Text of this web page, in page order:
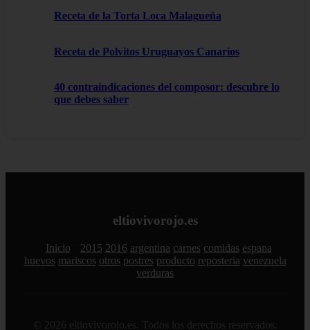
Receta de la Torta Loca Malagueña
Receta de Polvitos Uruguayos Canarios
40 contraindicaciones del composor: descubre lo
que debes saber
eltiovivorojo.es
Inicio 2015 2016 argentina carnes comidas espana
huevos mariscos otros postres producto reposteria venezuela
verduras
© 2026 eltiovivorojo.es. Todos los derechos reservados.